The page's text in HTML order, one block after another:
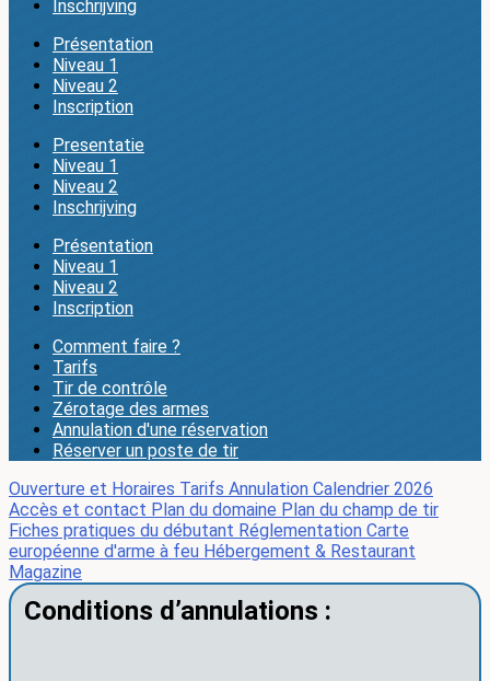
Inschrijving
Présentation
Niveau 1
Niveau 2
Inscription
Presentatie
Niveau 1
Niveau 2
Inschrijving
Présentation
Niveau 1
Niveau 2
Inscription
Comment faire ?
Tarifs
Tir de contrôle
Zérotage des armes
Annulation d'une réservation
Réserver un poste de tir
Ouverture et Horaires Tarifs Annulation Calendrier 2026
Accès et contact Plan du domaine Plan du champ de tir
Fiches pratiques du débutant Réglementation Carte
européenne d'arme à feu Hébergement & Restaurant
Magazine
Conditions d’annulations :